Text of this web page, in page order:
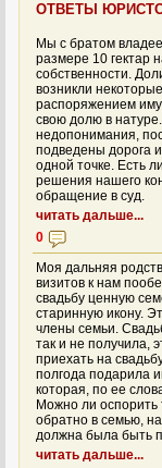
ОТВЕТЫ
Мы с братом
размере 10 гектар
собственности.
возникли
распоряжением
свою долю в
недопонимания,
подведены дорога
одной точке. Есть
решения нашего
обращение в суд.
читать дальше...
0
Моя дальняя
визитов к нам
свадьбу ценную
старинную икону.
члены семьи.
так и не получила,
приехать на
полгода подарила
которая, по ее
Можно ли оспорить
обратно в семью,
должна была быть
читать дальше...